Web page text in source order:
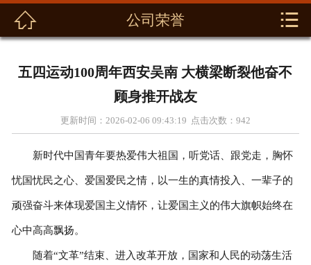
产品展示
解决方案
资料下载
 公司荣誉 
五四运动100周年西安吴南 大横梁断裂他奋不
顾身推开战友
更新时间：2026-02-06 09:43:19 点击次数： 942
新时代中国青年要热爱伟大祖国，听党话、跟党走，胸怀
忧国忧民之心、爱国爱民之情，以一生的真情投入、一辈子的
顽强奋斗来体现爱国主义情怀，让爱国主义的伟大旗帜始终在
心中高高飘扬。
随着“文革”结束、进入改革开放，国家和人民的动荡生活